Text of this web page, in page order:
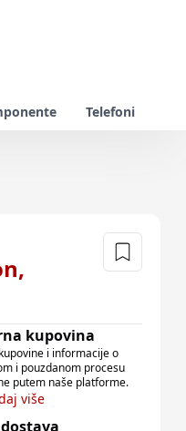
Telefoni
kupovina
i informacije o
i pouzdanom procesu
putem naše platforme.
više